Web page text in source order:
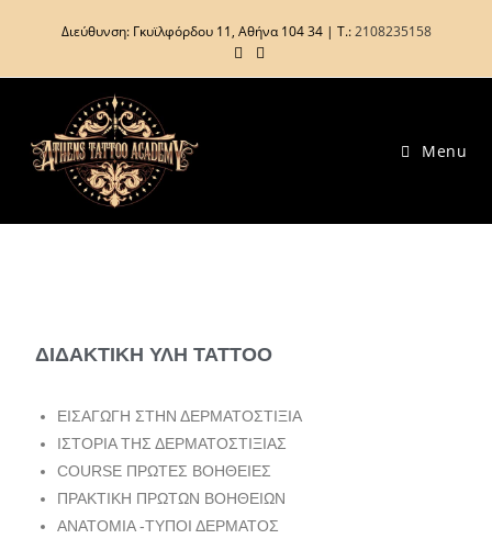
Διεύθυνση: Γκυϊλφόρδου 11, Αθήνα 104 34 | Τ.:2108235158
Menu
ΔΙΔΑΚΤΙΚΗ ΥΛΗ TATTOO
ΕΙΣΑΓΩΓΗ ΣΤΗΝ ΔΕΡΜΑΤΟΣΤΙΞΙΑ
ΙΣΤΟΡΙΑ ΤΗΣ ΔΕΡΜΑΤΟΣΤΙΞΙΑΣ
COURSE ΠΡΩΤΕΣ ΒΟΗΘΕΙΕΣ
ΠΡΑΚΤΙΚΗ ΠΡΩΤΩΝ ΒΟΗΘΕΙΩΝ
ΑΝΑΤΟΜΙΑ -ΤΥΠΟΙ ΔΕΡΜΑΤΟΣ